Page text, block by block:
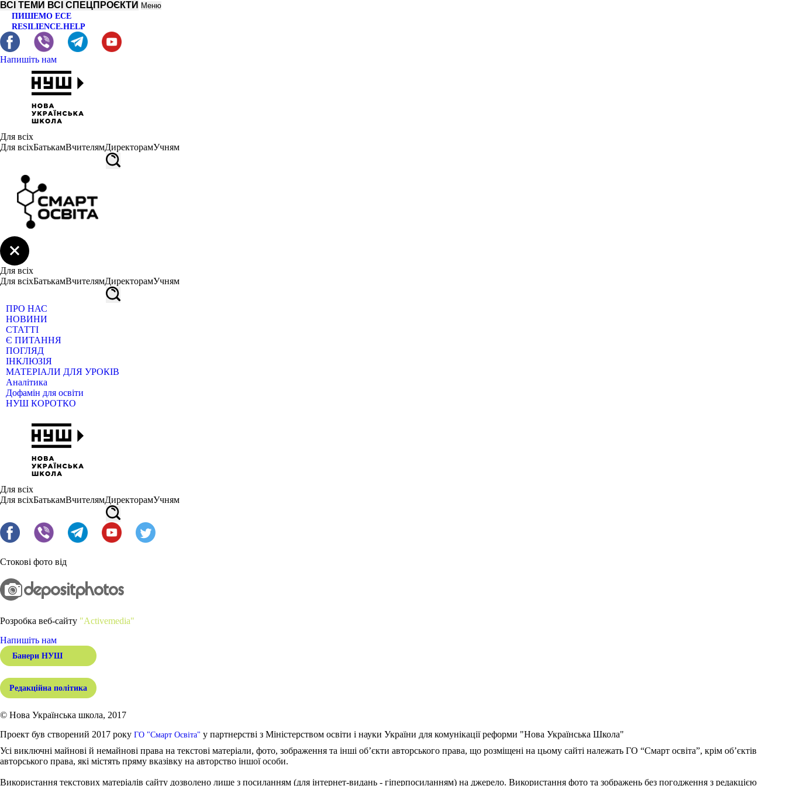
ВСІ ТЕМИ ВСІ СПЕЦПРОЄКТИ Меню
ПИШЕМО ЕСЕ
RESILIENCE.HELP
Напишіть нам
Для всіх
Для всіхБатькамВчителямДиректорамУчням
Для всіх
Для всіхБатькамВчителямДиректорамУчням
ПРО НАС
НОВИНИ
СТАТТІ
Є ПИТАННЯ
ПОГЛЯД
ІНКЛЮЗІЯ
МАТЕРІАЛИ ДЛЯ УРОКІВ
Аналітика
Дофамін для освіти
НУШ КОРОТКО
Для всіх
Для всіхБатькамВчителямДиректорамУчням
Стокові фото від
Розробка веб-сайту "Activemedia"
Напишіть нам
Банери НУШ
Редакційна політика
© Нова Українська школа, 2017
Проект був створений 2017 року ГО "Смарт Освіта" у партнерстві з Міністерством освіти і науки України для комунікації реформи "Нова Українська Школа"
Усі виключні майнові й немайнові права на текстові матеріали, фото, зображення та інші об’єкти авторського права, що розміщені на цьому сайті належать ГО “Смарт освіта”, крім об’єктів
авторського права, які містять пряму вказівку на авторство іншої особи.
Використання текстових матеріалів сайту дозволено лише з посиланням (для інтернет-видань - гіперпосиланням) на джерело. Використання фото та зображень без погодження з редакцією